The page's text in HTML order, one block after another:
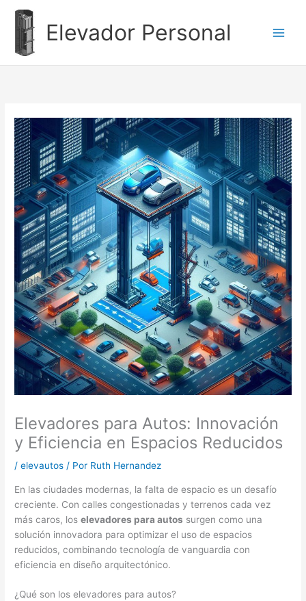
contenido
Elevador Personal
Elevadores para Autos: Innovación
y Eficiencia en Espacios Reducidos
/elevautos / Por Ruth Hernandez
En las ciudades modernas, la falta de espacio es un desafío
creciente. Con calles congestionadas y terrenos cada vez
más caros, loselevadores para autos surgen como una
solución innovadora para optimizar el uso de espacios
reducidos, combinando tecnología de vanguardia con
eficiencia en diseño arquitectónico.
¿Qué son los elevadores para autos?